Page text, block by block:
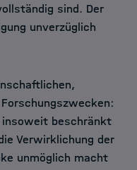
sind. Der
unverzüglich
insoweit beschränkt
Verwirklichung der
unmöglich macht